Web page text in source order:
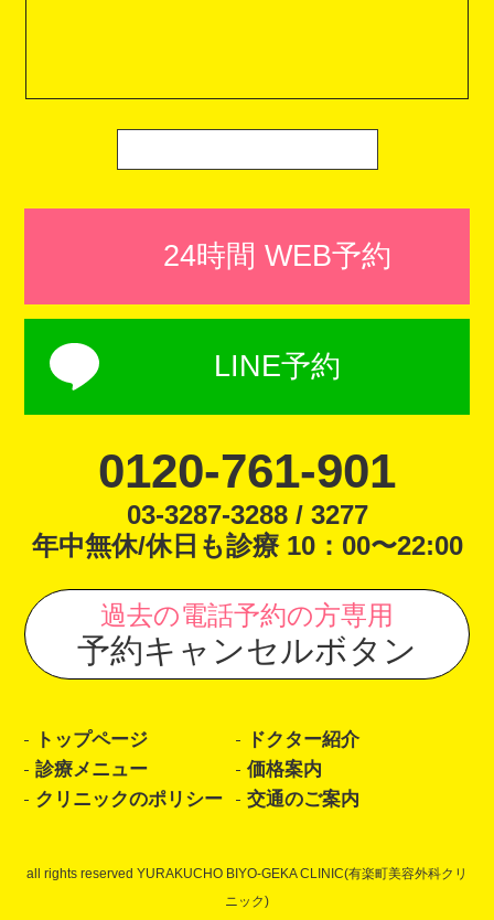
24時間 WEB予約
LINE予約
0120-761-901
03-3287-3288 / 3277
年中無休/休日も診療 10：00〜22:00
過去の電話予約の方専用
予約キャンセルボタン
トップページ
ドクター紹介
診療メニュー
価格案内
クリニックのポリシー
交通のご案内
all rights reserved YURAKUCHO BIYO-GEKA CLINIC(有楽町美容外科クリ
ニック)